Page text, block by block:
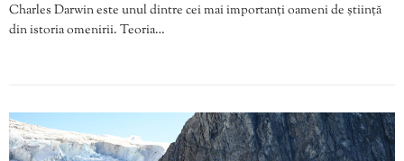
Charles Darwin este unul dintre cei mai importanți oameni de știință
din istoria omenirii. Teoria…